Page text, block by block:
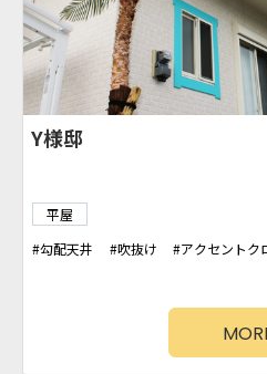
Y様邸
平屋
勾配天井
吹抜け アクセントク